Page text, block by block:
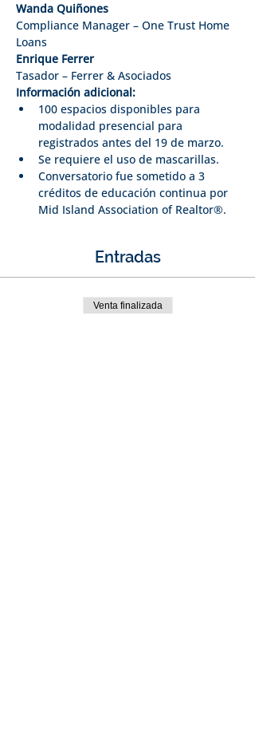
Wanda Quiñones
Compliance Manager – One Trust Home
Loans
Enrique Ferrer
Tasador – Ferrer & Asociados
Información adicional:
100 espacios disponibles para
modalidad presencial para
registrados antes del 19 de marzo.
Se requiere el uso de mascarillas.
Conversatorio fue sometido a 3
créditos de educación continua por
Mid Island Association of Realtor®.
Entradas
Venta finalizada